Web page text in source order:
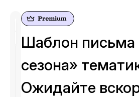
Шаблон письма
сезона»
Ожидайте